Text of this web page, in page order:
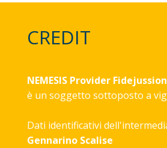
CREDIT
NEMESIS Provider
è un soggetto sottoposto a
Dati identificativi
Gennarino Scalise